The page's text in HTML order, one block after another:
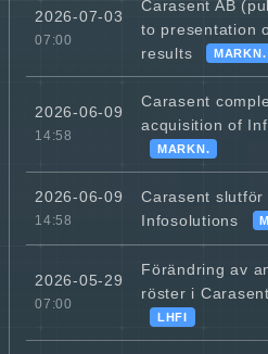
2026-07-03
07:00
Carasent AB
to presentation
results
MARKN.
2026-06-09
14:58
Carasent
acquisition of
MARKN.
2026-06-09
14:58
Carasent
Infosolutions
2026-05-29
07:00
Förändring av
röster i
LHFI